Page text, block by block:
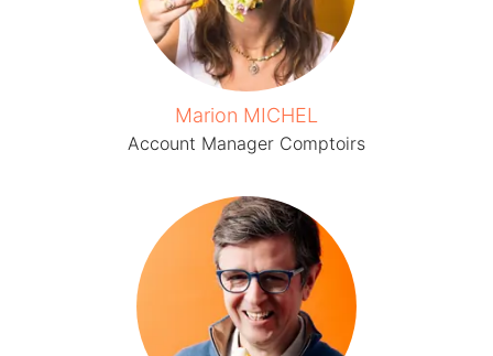
Marion MICHEL
Account Manager Comptoirs